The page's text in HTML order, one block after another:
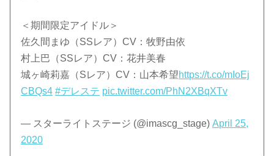
＜期間限定アイドル＞
佐久間まゆ（SSレア）CV：牧野由依
村上巴（SSレア）CV：花井美春
城ヶ崎莉嘉（Sレア）CV：山本希望https://t.co/mIoEj
CBQs4 #デレステ pic.twitter.com/PhN2XBqXTv
— スターライトステージ (@imascg_stage)April 25,
2020